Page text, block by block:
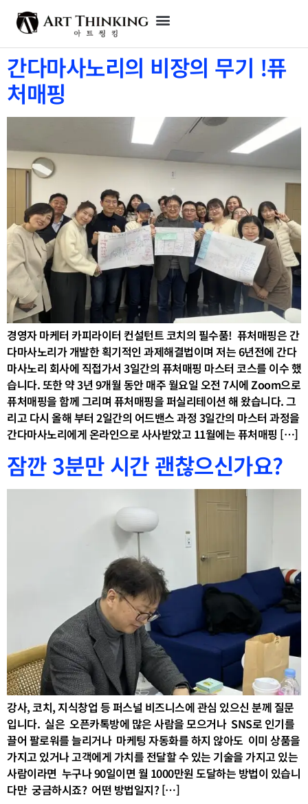
간다마사노리의 비장의 무기 !퓨
처매핑
경영자 마케터 카피라이터 컨설턴트 코치의 필수품! ​ 퓨처매핑은 간
다마사노리가 개발한 획기적인 과제해결법이며 저는 6년전에 간다
마사노리 회사에 직접가서 3일간의 퓨처매핑 마스터 코스를 이수 했
습니다. 또한 약 3년 9개월 동안 매주 월요일 오전 7시에 Zoom으로
퓨처매핑을 함께 그리며 퓨처매핑을 퍼실리테이션 해 왔습니다. 그
리고 다시 올해 부터 2일간의 어드밴스 과정 3일간의 마스터 과정을
간다마사노리에게 온라인으로 사사받았고 11월에는 퓨처매핑 […]
잠깐 3분만 시간 괜찮으신가요?
강사, 코치, 지식창업 등 퍼스널 비즈니스에 관심 있으신 분께 질문
입니다. ​ 실은 ​ 오픈카톡방에 많은 사람을 모으거나 ​ SNS로 인기를
끌어 팔로워를 늘리거나 ​ 마케팅 자동화를 하지 않아도 ​ 이미 상품을
가지고 있거나 고객에게 가치를 전달할 수 있는 기술을 가지고 있는
사람이라면 ​ 누구나 90일이면 월 1000만원 도달하는 방법이 있습니
다만 ​ 궁금하시죠? ​ 어떤 방법일지? […]